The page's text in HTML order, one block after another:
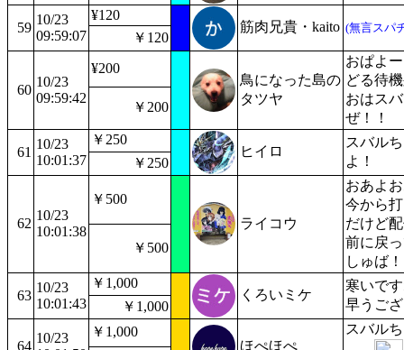
59
10/23
09:59:07
¥120
筋肉兄貴・kaito (無言スパ
￥120
60
10/23
09:59:42
¥200
鳥になった島の
タツヤ
おぱよ
どる待
おはス
ぜ！！
￥200
61
10/23
10:01:37
￥250
ヒイロ
スバル
よ！
￥250
62
10/23
10:01:38
￥500
ライコウ
おあよ
今から
だけど
前に戻
しゅば！
￥500
63
10/23
10:01:43
￥1,000
くろいミケ
寒いで
早うご
￥1,000
64
10/23
￥1,000
ほぺほぺ
スバル